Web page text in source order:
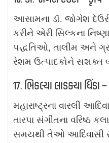
આસામના ડૉ. જોગેશ
કરીને એરી સિલ્કના
પદ્ધતિઓ, તાલીમ અને
રેશમ ઉત્પાદકોને સશક્ત
17. ભિકલ્યા લાડક્યા ધિંડા
મહારાષ્ટ્રના વારલી
તારપા સંગીતના વરિષ્ઠ
સમયથી તેઓ આદિવાસી